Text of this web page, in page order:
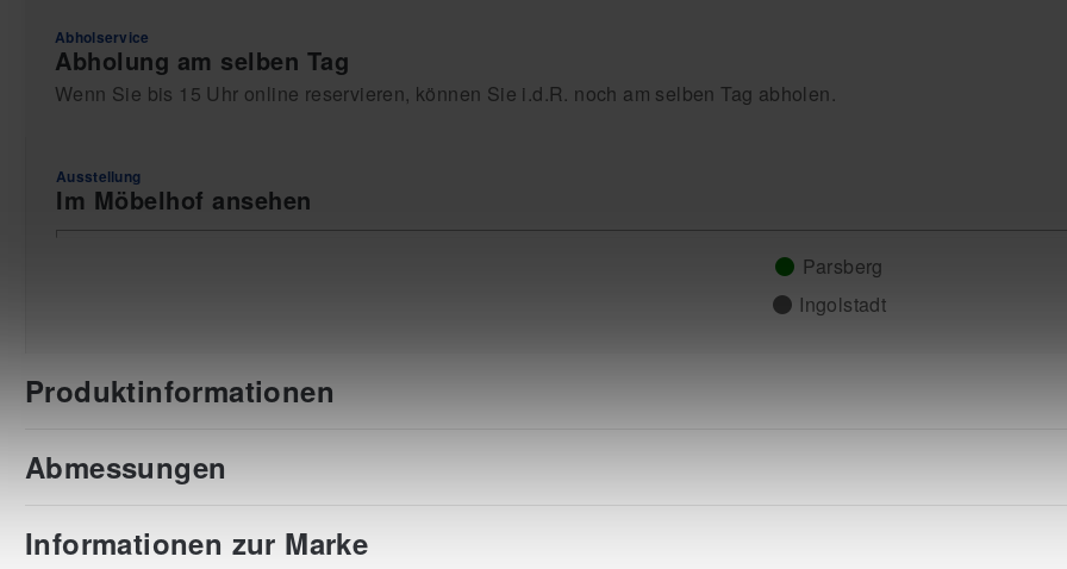
Abholservice
Abholung am selben Tag
Wenn Sie bis 15 Uhr online reservieren, können Sie i.d.R. noch am selben Tag abholen.
Ausstellung
Im Möbelhof ansehen
Parsberg
Ingolstadt
Produktinformationen
Abmessungen
Informationen zur Marke